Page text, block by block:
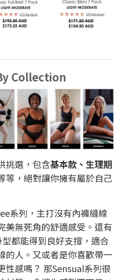
Collection
挑選，包含基本款、生理期
等，絕對讓你擁有屬於自己
系列，主打沒有內褲縫線
美無死角的舒適感受。還有
都能得到良好支撐，適合
的人。又或者是你喜歡帶一
性感嗎？ 那Sensual系列很